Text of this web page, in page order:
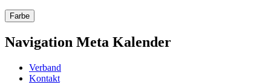
Farbe
Navigation Meta Kalender
Verband
Kontakt